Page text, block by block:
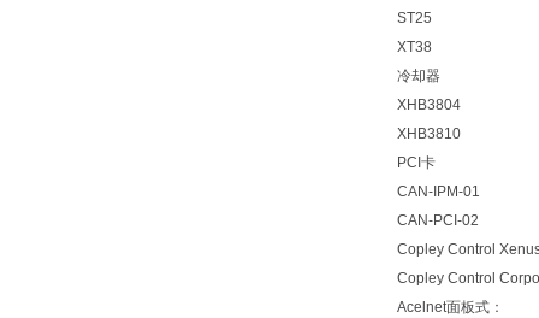
ST25
XT38
冷却器
XHB3804
XHB3810
PCI卡
CAN-IPM-01
CAN-PCI-02
Copley Control
Copley Control
Acelnet面板式：